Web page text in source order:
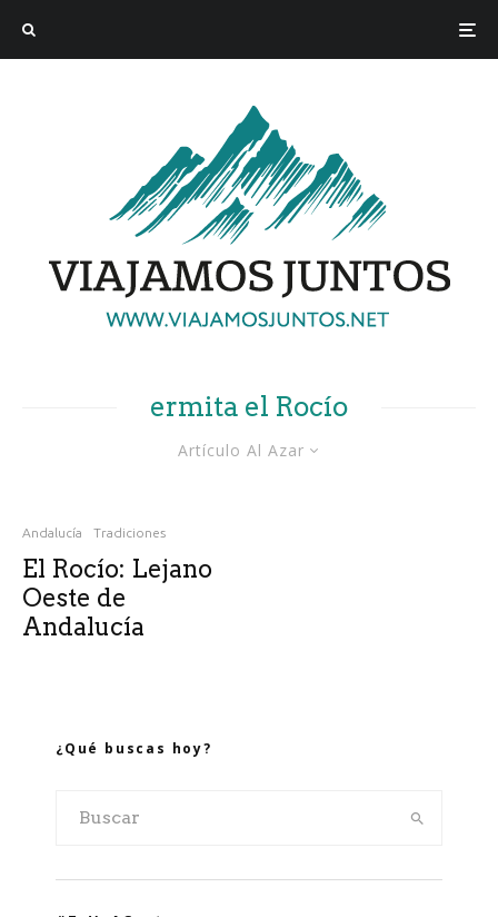
ermita el Rocío
Artículo Al Azar
Andalucía Tradiciones
El Rocío: Lejano
Oeste de
Andalucía
¿Qué buscas hoy?